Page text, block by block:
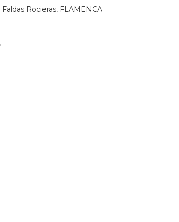
Faldas Rocieras, FLAMENCA